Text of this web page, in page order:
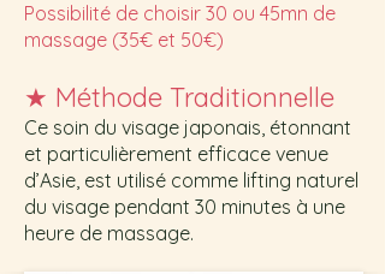
Possibilité de choisir 30 ou 45mn de
massage (35€ et 50€)
★ Méthode Traditionnelle
Ce soin du visage japonais, étonnant
et particulièrement efficace venue
d’Asie, est utilisé comme lifting naturel
du visage pendant 30 minutes à une
heure de massage.